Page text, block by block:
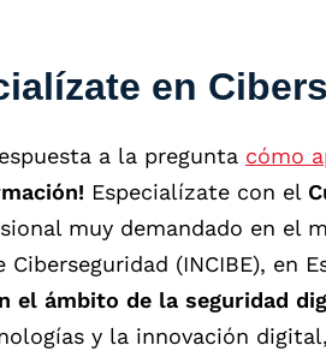
en
a la pregunta cómo
Especialízate con el
muy demandado en el
Ciberseguridad (INCIBE), en
el ámbito de la seguridad
y la innovación